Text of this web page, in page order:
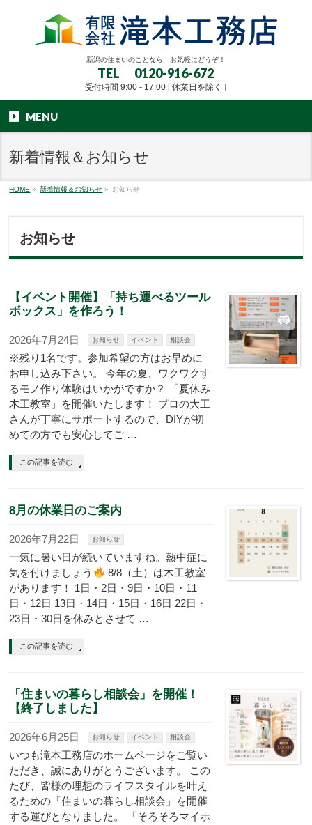
新潟の住まいのことなら お気軽にどうぞ！
TEL 0120-916-672
受付時間 9:00 - 17:00 [ 休業日を除く ]
MENU
新着情報＆お知らせ
HOME » 新着情報＆お知らせ » お知らせ
お知らせ
【イベント開催】「持ち運べるツール
ボックス」を作ろう！
2026年7月24日 お知らせ イベント 相談会
※残り1名です。参加希望の方はお早めに
お申し込み下さい。 今年の夏、ワクワクす
るモノ作り体験はいかがですか？ 「夏休み
木工教室」を開催いたします！ プロの大工
さんが丁寧にサポートするので、DIYが初
めての方でも安心してご …
この記事を読む
8月の休業日のご案内
2026年7月22日 お知らせ
一気に暑い日が続いていますね。熱中症に
気を付けましょう
8/8（土）は木工教室
があります！ 1日・2日・9日・10日・11
日・12日 13日・14日・15日・16日 22日・
23日・30日を休みとさせて …
この記事を読む
「住まいの暮らし相談会」を開催！
【終了しました】
2026年6月25日 お知らせ イベント 相談会
いつも滝本工務店のホームページをご覧い
ただき、誠にありがとうございます。 この
たび、皆様の理想のライフスタイルを叶え
るための「住まいの暮らし相談会」を開催
する運びとなりました。 「そろそろマイホ